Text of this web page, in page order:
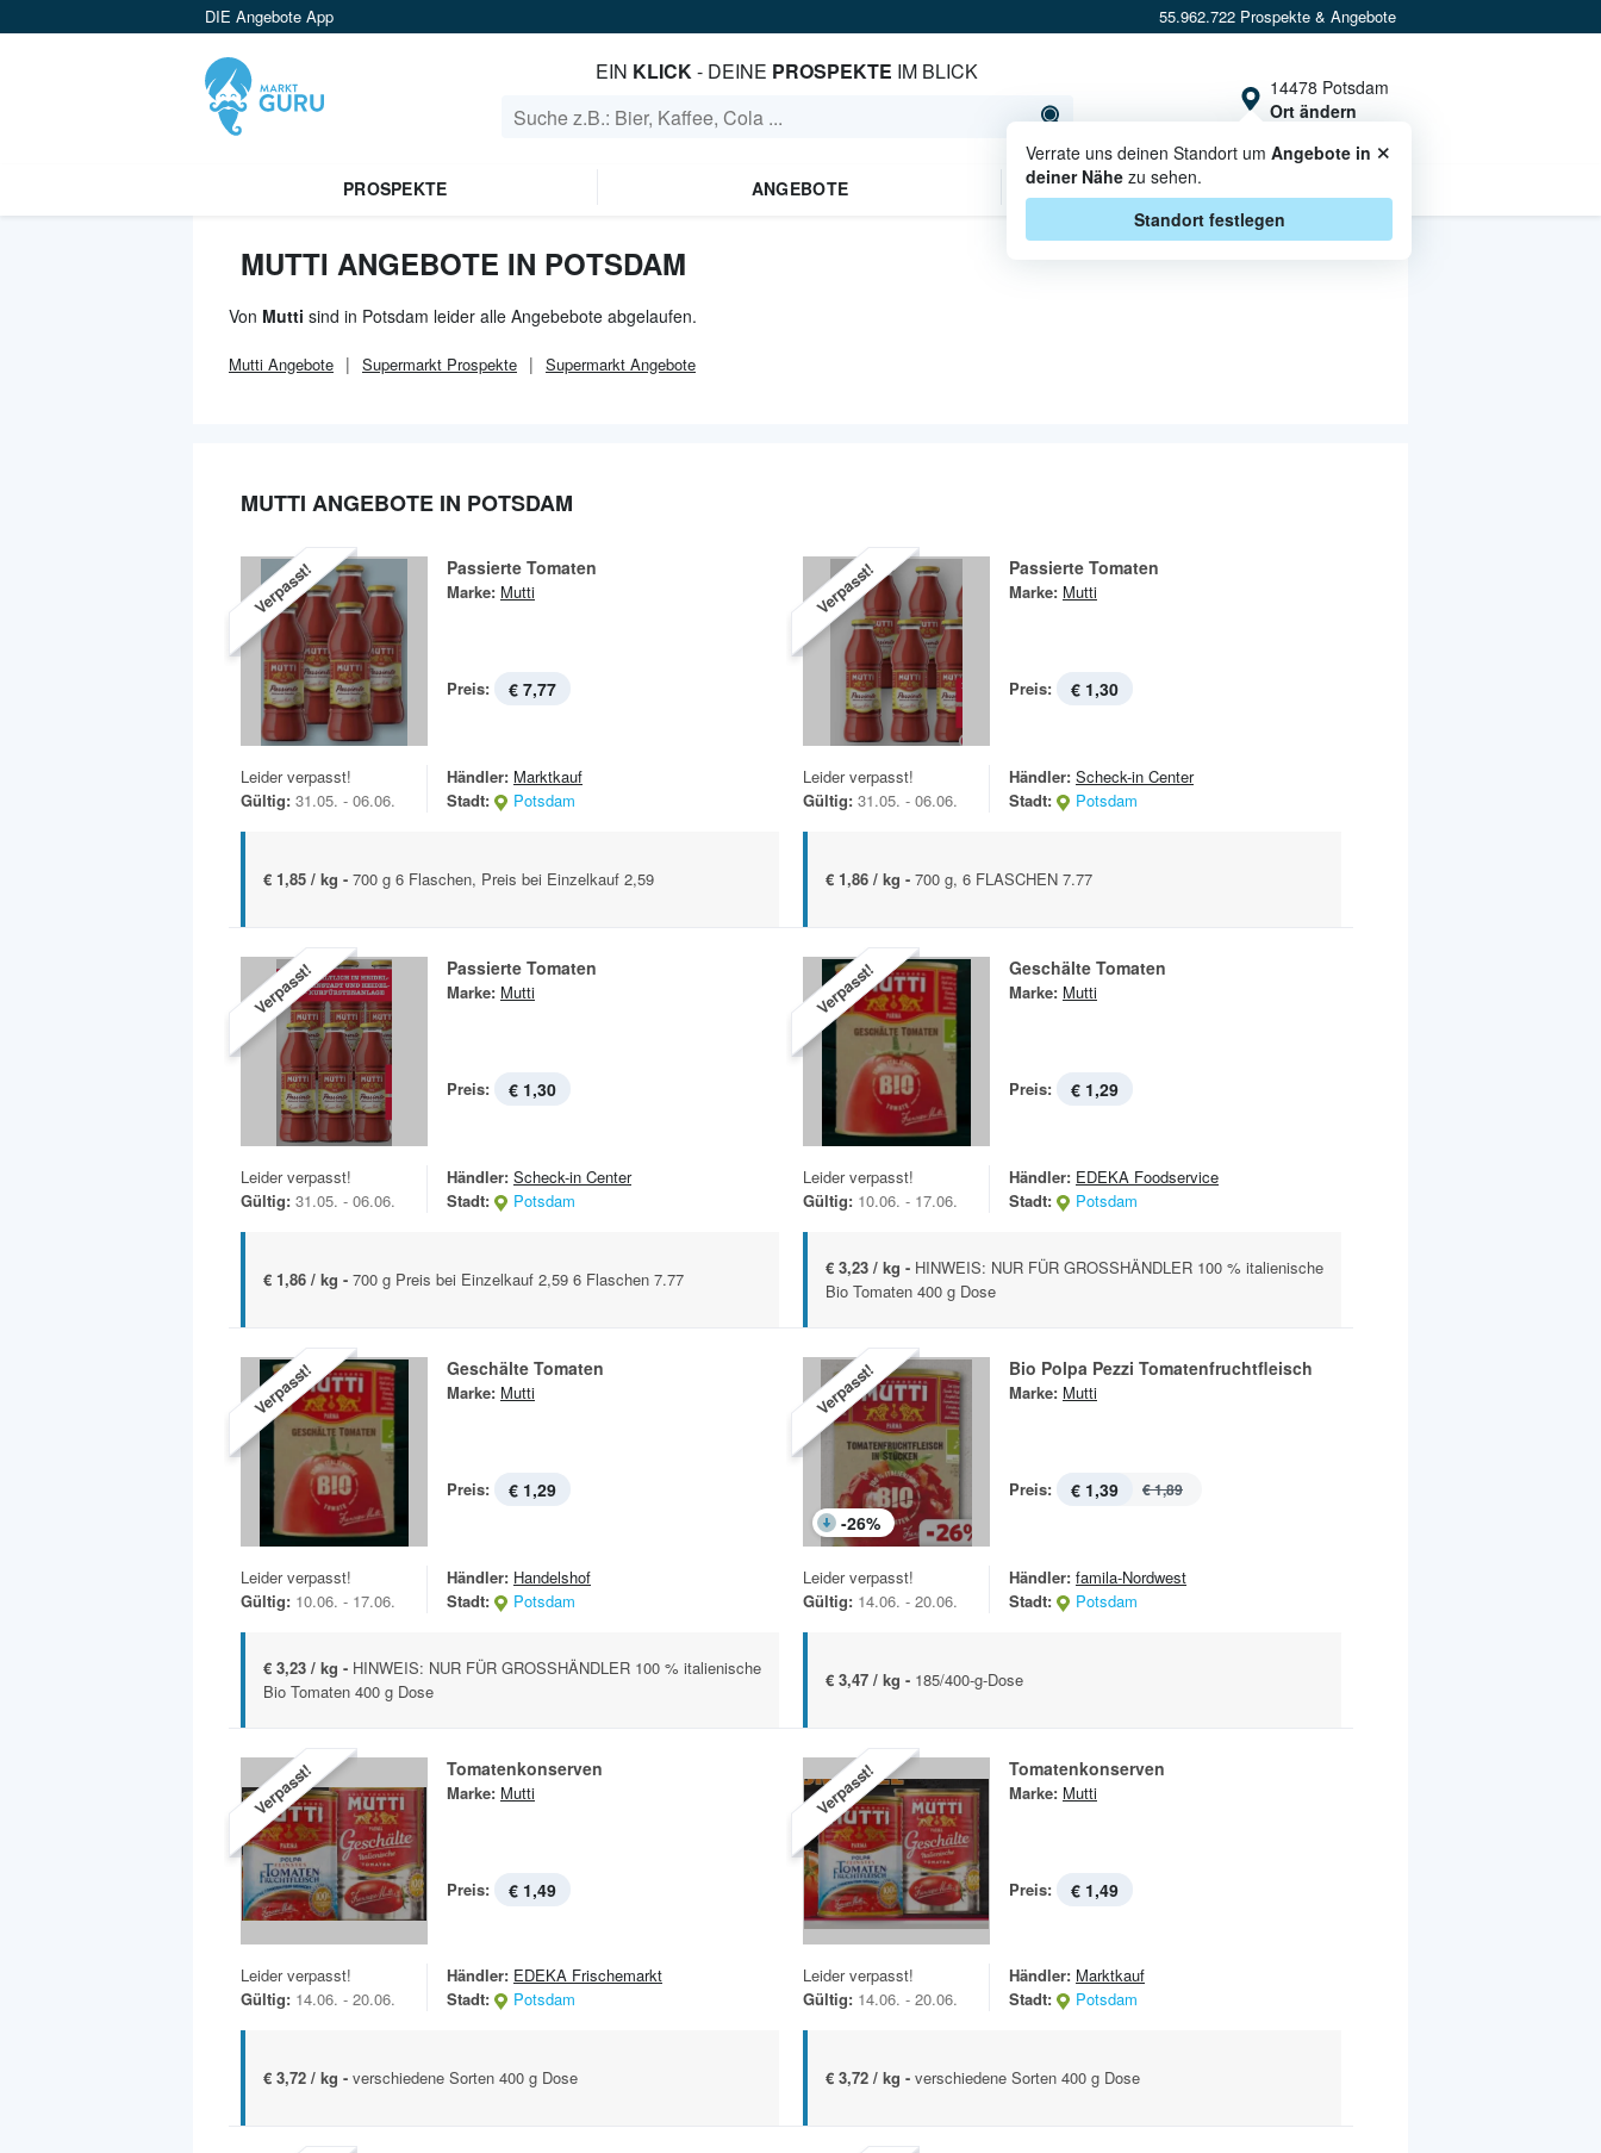
DIE Angebote App 55.962.722 Prospekte & Angebote
EIN KLICK- DEINE PROSPEKTE IM BLICK
14478 Potsdam
Ort ändern
Verrate uns deinen Standort umAngebote in
deiner Nähe zu sehen.
Standort festlegen
×
PROSPEKTE ANGEBOTE CASHBACK
MUTTI ANGEBOTE IN POTSDAM
Von Mutti sind in Potsdam leider alle Angebebote abgelaufen.
Mutti Angebote Supermarkt Prospekte Supermarkt Angebote
MUTTI ANGEBOTE IN POTSDAM
Verpasst! Passierte Tomaten
Marke: Mutti
Preis: € 7,77
Leider verpasst!
Gültig: 31.05. - 06.06.
Händler: Marktkauf
Stadt:
Potsdam
€ 1,85 / kg - 700 g 6 Flaschen, Preis bei Einzelkauf 2,59
Verpasst! Passierte Tomaten
Marke: Mutti
Preis: € 1,30
Leider verpasst!
Gültig: 31.05. - 06.06.
Händler: Scheck-in Center
Stadt:
Potsdam
€ 1,86 / kg - 700 g, 6 FLASCHEN 7.77
Verpasst! Passierte Tomaten
Marke: Mutti
Preis: € 1,30
Leider verpasst!
Gültig: 31.05. - 06.06.
Händler: Scheck-in Center
Stadt:
Potsdam
€ 1,86 / kg - 700 g Preis bei Einzelkauf 2,59 6 Flaschen 7.77
Verpasst! Geschälte Tomaten
Marke: Mutti
Preis: € 1,29
Leider verpasst!
Gültig: 10.06. - 17.06.
Händler: EDEKA Foodservice
Stadt:
Potsdam
€ 3,23 / kg - HINWEIS: NUR FÜR GROSSHÄNDLER 100 % italienische
Bio Tomaten 400 g Dose
Verpasst! Geschälte Tomaten
Marke: Mutti
Preis: € 1,29
Leider verpasst!
Gültig: 10.06. - 17.06.
Händler: Handelshof
Stadt:
Potsdam
€ 3,23 / kg - HINWEIS: NUR FÜR GROSSHÄNDLER 100 % italienische
Bio Tomaten 400 g Dose
Verpasst!
-26%
Bio Polpa Pezzi Tomatenfruchtfleisch
Marke: Mutti
Preis: € 1,39 € 1,89
Leider verpasst!
Gültig: 14.06. - 20.06.
Händler: famila-Nordwest
Stadt:
Potsdam
€ 3,47 / kg - 185/400-g-Dose
Verpasst! Tomatenkonserven
Marke: Mutti
Preis: € 1,49
Leider verpasst!
Gültig: 14.06. - 20.06.
Händler: EDEKA Frischemarkt
Stadt:
Potsdam
€ 3,72 / kg - verschiedene Sorten 400 g Dose
Verpasst! Tomatenkonserven
Marke: Mutti
Preis: € 1,49
Leider verpasst!
Gültig: 14.06. - 20.06.
Händler: Marktkauf
Stadt:
Potsdam
€ 3,72 / kg - verschiedene Sorten 400 g Dose